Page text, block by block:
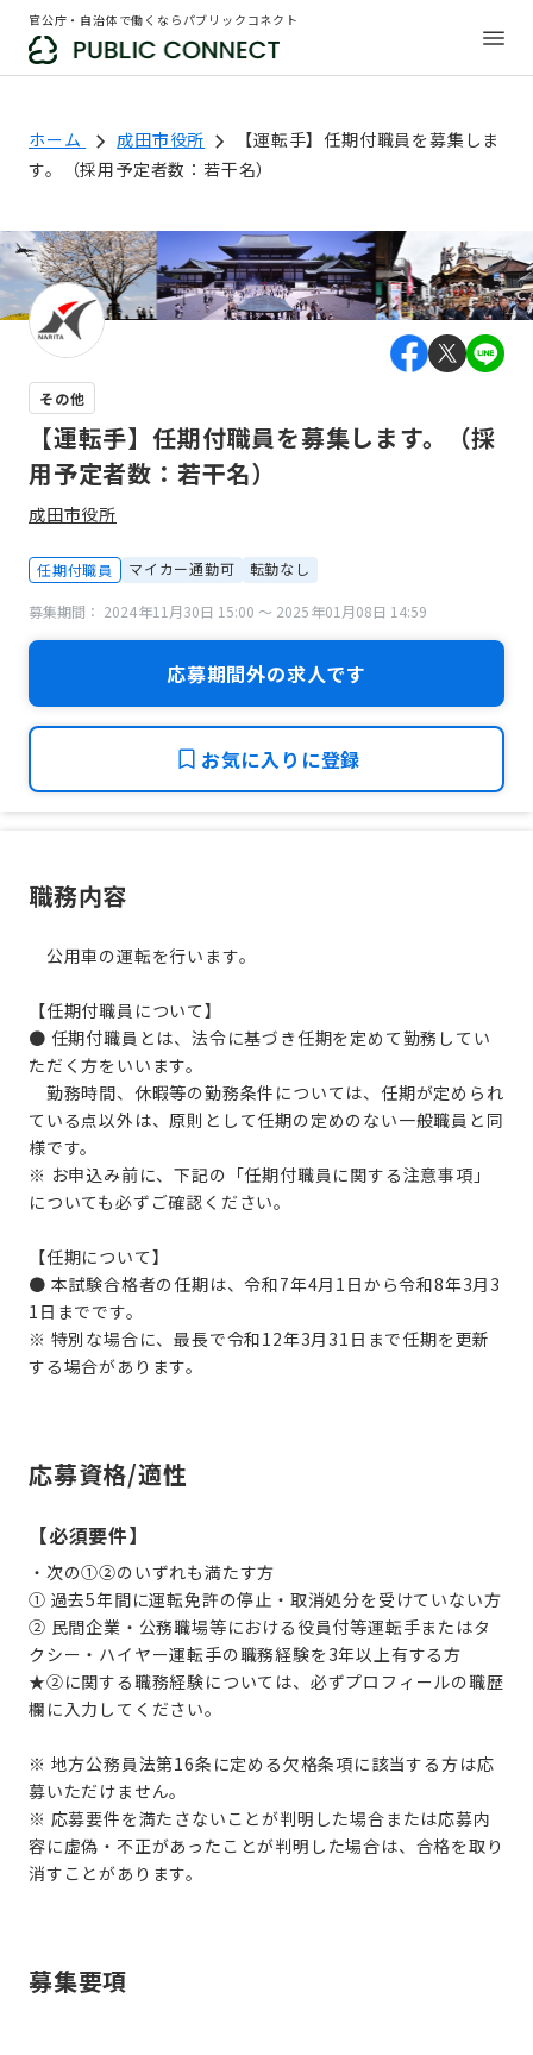
官公庁・自治体で働くならパブリックコネクト
ホーム 成田市役所
【運転手】任期付職員を募集しま
す。（採用予定者数：若干名）
その他
【運転手】任期付職員を募集します。（採
用予定者数：若干名）
成田市役所
任期付職員 マイカー通勤可 転勤なし
募集期間： 2024年11月30日 15:00 〜 2025年01月08日 14:59
応募期間外の求人です
お気に入りに登録
職務内容
公用車の運転を行います。
【任期付職員について】
● 任期付職員とは、法令に基づき任期を定めて勤務してい
ただく方をいいます。
勤務時間、休暇等の勤務条件については、任期が定められ
ている点以外は、原則として任期の定めのない一般職員と同
様です。
※ お申込み前に、下記の「任期付職員に関する注意事項」
についても必ずご確認ください。
【任期について】
● 本試験合格者の任期は、令和7年4月1日から令和8年3月3
1日までです。
※ 特別な場合に、最長で令和12年3月31日まで任期を更新
する場合があります。
応募資格/適性
【必須要件】
・次の①②のいずれも満たす方
① 過去5年間に運転免許の停止・取消処分を受けていない方
② 民間企業・公務職場等における役員付等運転手またはタ
クシー・ハイヤー運転手の職務経験を3年以上有する方
★②に関する職務経験については、必ずプロフィールの職歴
欄に入力してください。
※ 地方公務員法第16条に定める欠格条項に該当する方は応
募いただけません。
※ 応募要件を満たさないことが判明した場合または応募内
容に虚偽・不正があったことが判明した場合は、合格を取り
消すことがあります。
募集要項